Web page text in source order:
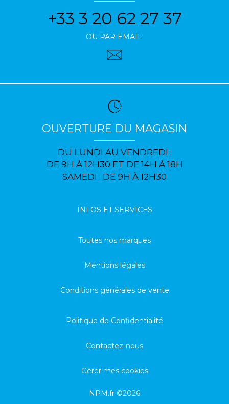
+33 3 20 62 27 37
OU PAR EMAIL!
OUVERTURE DU MAGASIN
DU LUNDI AU VENDREDI :
DE 9H À 12H30 ET DE 14H À 18H
SAMEDI : DE 9H À 12H30
INFOS ET SERVICES
Toutes nos marques
Mentions légales
Conditions générales de vente
Politique de Confidentialité
Contactez-nous
Gérer mes cookies
NPM.fr ©2026